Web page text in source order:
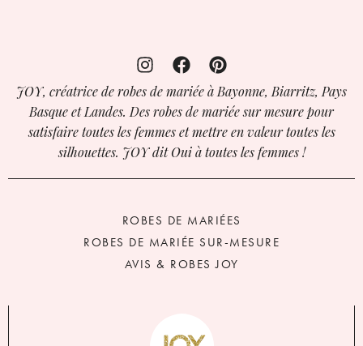
JOY, créatrice de robes de mariée à Bayonne, Biarritz, Pays
Basque et Landes. Des robes de mariée sur mesure pour
satisfaire toutes les femmes et mettre en valeur toutes les
silhouettes. JOY dit Oui à toutes les femmes !
ROBES DE MARIÉES
ROBES DE MARIÉE SUR-MESURE
AVIS & ROBES JOY